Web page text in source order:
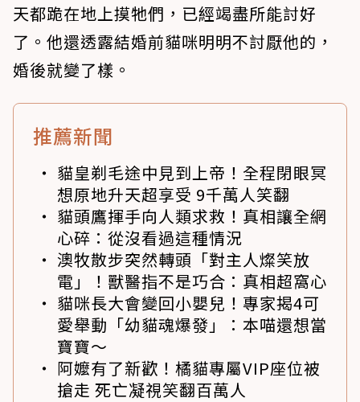
天都跪在地上摸牠們，已經竭盡所能討好
了。他還透露結婚前貓咪明明不討厭他的，
婚後就變了樣。
推薦新聞
貓皇剃毛途中見到上帝！全程閉眼冥
想原地升天超享受 9千萬人笑翻
貓頭鷹揮手向人類求救！真相讓全網
心碎：從沒看過這種情況
澳牧散步突然轉頭「對主人燦笑放
電」！獸醫指不是巧合：真相超窩心
貓咪長大會變回小嬰兒！專家揭4可
愛舉動「幼貓魂爆發」：本喵還想當
寶寶～
阿嬤有了新歡！橘貓專屬VIP座位被
搶走 死亡凝視笑翻百萬人